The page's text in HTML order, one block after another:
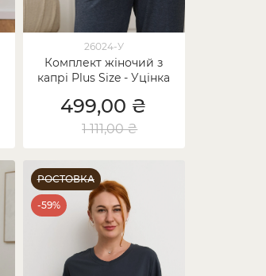
26024-У
Комплект жіночий з
капрі Plus Size - Уцінка
499,00 ₴
1 111,00 ₴
РОСТОВКА
-59%